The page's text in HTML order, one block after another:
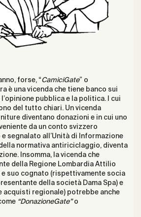
forse, “CamiciGate” o
è una vicenda che tiene banco sui
pubblica e la politica. I cui
del tutto chiari. Un vicenda
diventano donazioni e in cui uno
da un conto svizzero
segnalato all’Unità di Informazione
normativa antiriciclaggio, diventa
Insomma, la vicenda che
della Regione Lombardia Attilio
e suo cognato (rispettivamente socia
della società Dama Spa) e
acquisti regionale) potrebbe anche
“DonazioneGate”o